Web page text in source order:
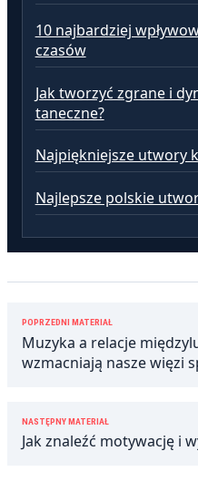
10 najbardziej
czasów
Jak tworzyć zgrane i
taneczne?
Najpiękniejsze utwory
Najlepsze polskie
Nawigacja
wpisu
POPRZEDNI MATERIAŁ
Muzyka a relacje
wzmacniają nasze więzi
NASTĘPNY MATERIAŁ
Jak znaleźć motywację i